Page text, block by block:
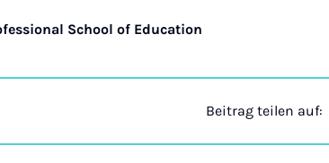
School of Education
Beitrag teilen auf: